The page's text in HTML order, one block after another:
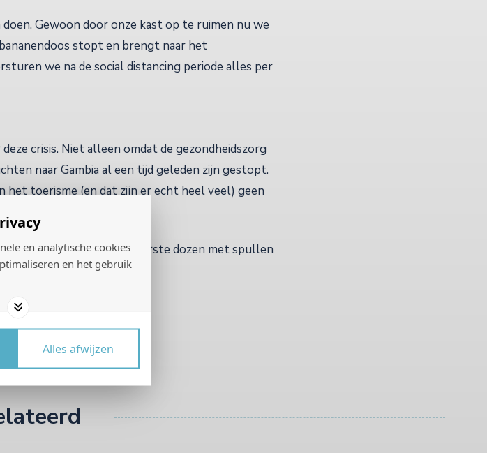
en analytische cookies
en het gebruik
Alles afwijzen
Gewoon door onze kast op te ruimen nu we
stopt en brengt naar het
we na de social distancing periode alles per
crisis. Niet alleen omdat de gezondheidszorg
naar Gambia al een tijd geleden zijn gestopt.
het toerisme (en dat zijn er echt heel veel) geen
ook gestaan en de eerste dozen met spullen